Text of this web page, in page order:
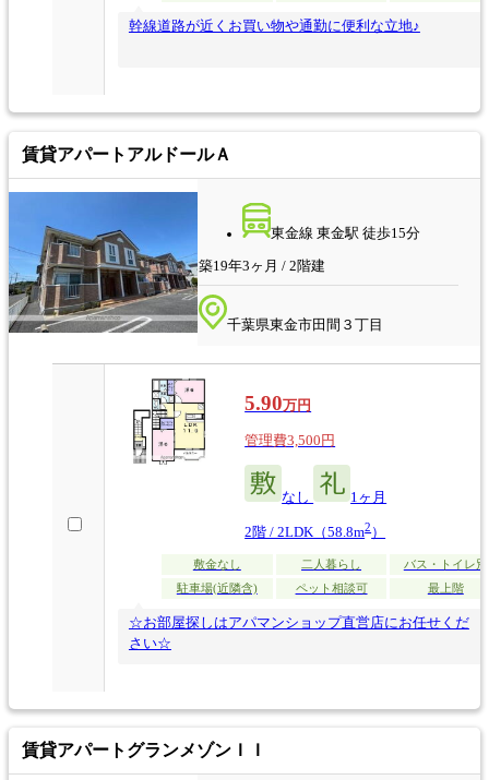
幹線道路が近くお買い物や通勤に便利な立地♪
賃貸アパート アルドールＡ
東金線 東金駅 徒歩15分
築19年3ヶ月 / 2階建
千葉県東金市田間３丁目
5.90万円
管理費3,500円
なし 1ヶ月
2階 / 2LDK（58.8m2）
敷金なし 二人暮らし
バス・トイレ別
駐車場(近隣含)
ペット相談可 最上階
☆お部屋探しはアパマンショップ直営店にお任せくだ
さい☆
賃貸アパート グランメゾンＩＩ